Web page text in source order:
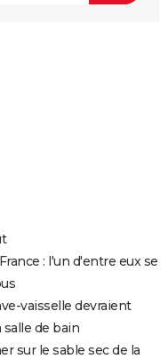
: l'un d'entre eux se
vaisselle devraient
de bain
sur le sable sec de la